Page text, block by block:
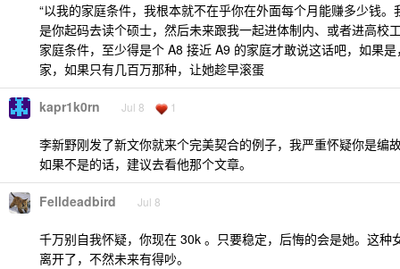
“以我的家庭条件，我根本就不在乎你在外面每个月能赚多少钱
是你起码去读个硕士，然后未来跟我一起进体制内、或者进高校
家庭条件，至少得是个 A8 接近 A9 的家庭才敢说这话吧，如果
家，如果只有几百万那种，让她趁早滚蛋
kapr1k0rn Jul 8 1
李新野刚发了新文你就来个完美契合的例子，我严重怀疑你是编
如果不是的话，建议去看他那个文章。
Felldeadbird Jul 8
千万别自我怀疑，你现在 30k 。只要稳定，后悔的会是她。这种
离开了，不然未来有得吵。